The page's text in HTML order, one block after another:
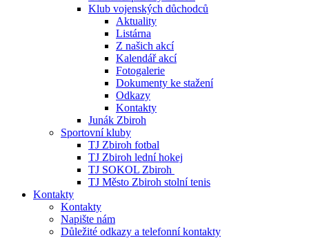
Klub vojenských důchodců
Aktuality
Listárna
Z našich akcí
Kalendář akcí
Fotogalerie
Dokumenty ke stažení
Odkazy
Kontakty
Junák Zbiroh
Sportovní kluby
TJ Zbiroh fotbal
TJ Zbiroh lední hokej
TJ SOKOL Zbiroh
TJ Město Zbiroh stolní tenis
Kontakty
Kontakty
Napište nám
Důležité odkazy a telefonní kontakty